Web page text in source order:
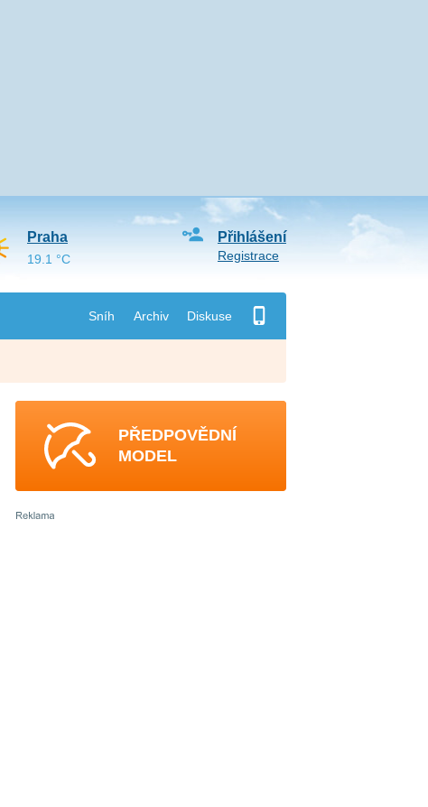
Sníh Archiv Diskuse
Přihlášení
Registrace
Praha
19.1 °C
PŘEDPOVĚDNÍ
MODEL